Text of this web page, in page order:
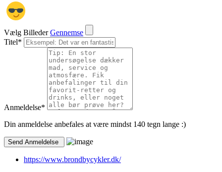
Vælg Billeder Gennemse
Titel*
Anmeldelse*
Din anmeldelse anbefales at være mindst 140 tegn lange :)
https://www.brondbycykler.dk/